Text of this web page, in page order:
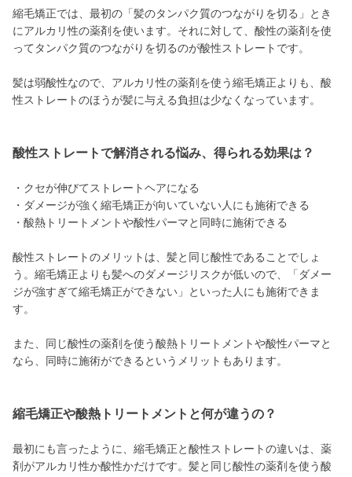
縮毛矯正では、最初の「髪のタンパク質のつながりを切る」とき
にアルカリ性の薬剤を使います。それに対して、酸性の薬剤を使
ってタンパク質のつながりを切るのが酸性ストレートです。
髪は弱酸性なので、アルカリ性の薬剤を使う縮毛矯正よりも、酸
性ストレートのほうが髪に与える負担は少なくなっています。
酸性ストレートで解消される悩み、得られる効果は？
・クセが伸びてストレートヘアになる
・ダメージが強く縮毛矯正が向いていない人にも施術できる
・酸熱トリートメントや酸性パーマと同時に施術できる
酸性ストレートのメリットは、髪と同じ酸性であることでしょ
う。縮毛矯正よりも髪へのダメージリスクが低いので、「ダメー
ジが強すぎて縮毛矯正ができない」といった人にも施術できま
す。
また、同じ酸性の薬剤を使う酸熱トリートメントや酸性パーマと
なら、同時に施術ができるというメリットもあります。
縮毛矯正や酸熱トリートメントと何が違うの？
最初にも言ったように、縮毛矯正と酸性ストレートの違いは、薬
剤がアルカリ性か酸性かだけです。髪と同じ酸性の薬剤を使う酸